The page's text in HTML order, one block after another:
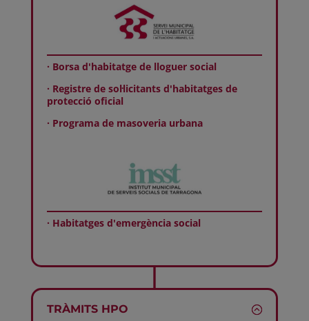
· Borsa d'habitatge de lloguer social
· Registre de sol·licitants d'habitatges de
protecció oficial
· Programa de masoveria urbana
· Habitatges d'emergència social
TRÀMITS HPO